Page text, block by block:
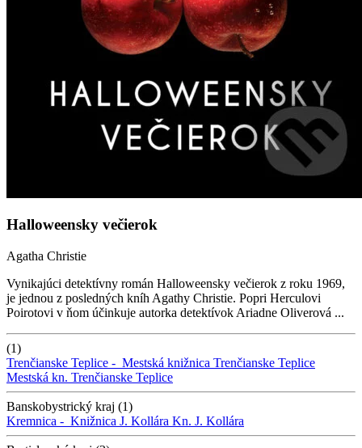
Halloweensky večierok
Agatha Christie
Vynikajúci detektívny román Halloweensky večierok z roku 1969,
je jednou z posledných kníh Agathy Christie. Popri Herculovi
Poirotovi v ňom účinkuje autorka detektívok Ariadne Oliverová ...
(1)
Trenčianske Teplice - Mestská knižnica Trenčianske Teplice
Mestská kn. Trenčianske Teplice
Banskobystrický kraj (1)
Kremnica - Knižnica J. Kollára Kn. J. Kollára